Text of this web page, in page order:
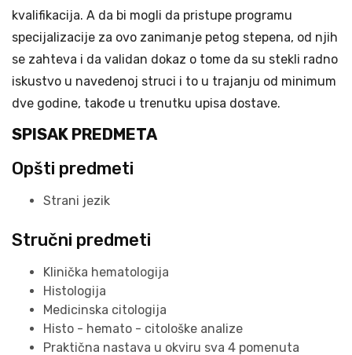
kvalifikacija. A da bi mogli da pristupe programu
specijalizacije za ovo zanimanje petog stepena, od njih
se zahteva i da validan dokaz o tome da su stekli radno
iskustvo u navedenoj struci i to u trajanju od minimum
dve godine, takođe u trenutku upisa dostave.
SPISAK PREDMETA
Opšti predmeti
Strani jezik
Stručni predmeti
Klinička hematologija
Histologija
Medicinska citologija
Histo - hemato - citološke analize
Praktična nastava u okviru sva 4 pomenuta